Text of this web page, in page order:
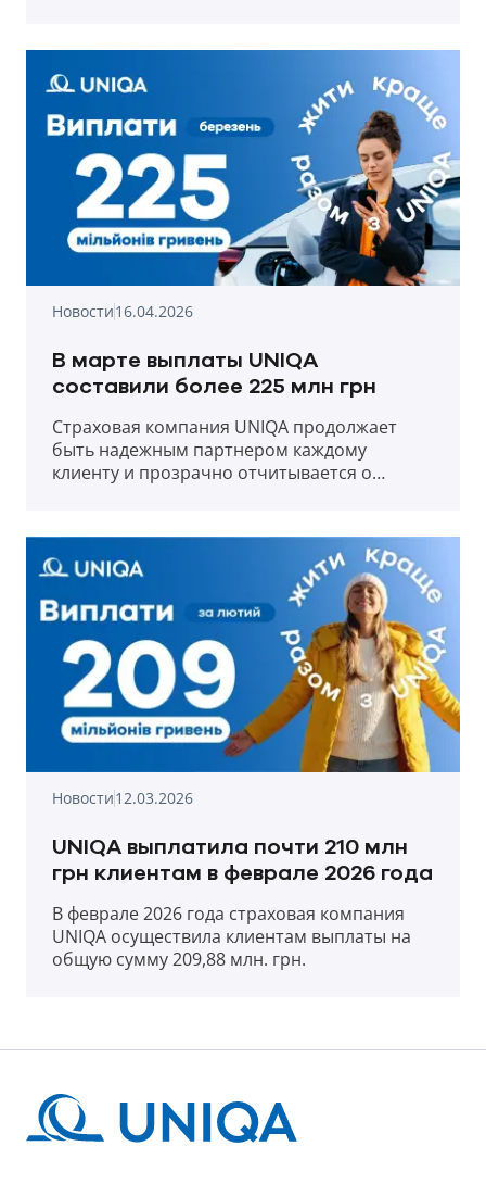
Новости16.04.2026
В марте выплаты UNIQA
составили более 225 млн грн
Страховая компания UNIQA продолжает
быть надежным партнером каждому
клиенту и прозрачно отчитывается о
Новости12.03.2026
UNIQA выплатила почти 210 млн
грн клиентам в феврале 2026 года
В феврале 2026 года страховая компания
UNIQA осуществила клиентам выплаты на
общую сумму 209,88 млн. грн.